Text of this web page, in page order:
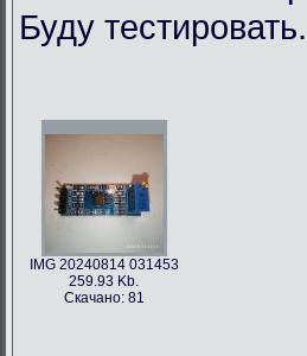
Буду тестировать.
IMG 20240814 031453
259.93 Kb.
Скачано: 81